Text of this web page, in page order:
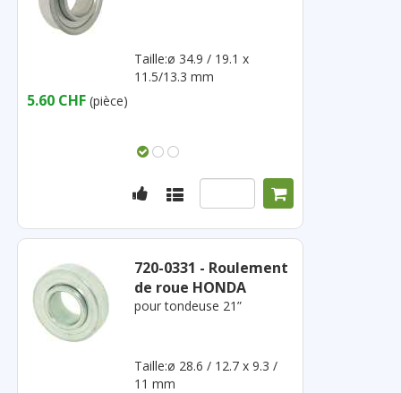
Taille:ø 34.9 / 19.1 x
11.5/13.3 mm
5.60 CHF (pièce)
720-0331 - Roulement
de roue HONDA
pour tondeuse 21”
Taille:ø 28.6 / 12.7 x 9.3 /
11 mm